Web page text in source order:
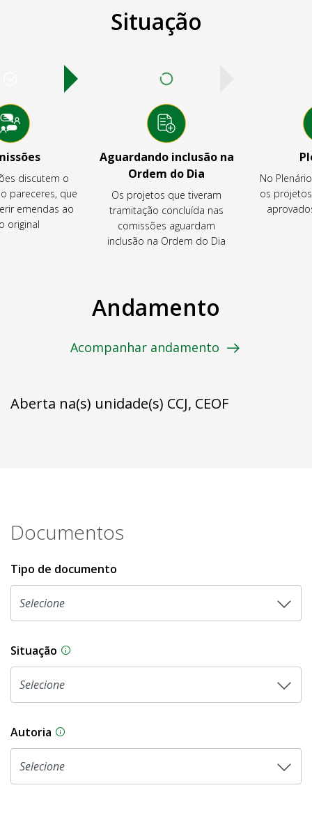
Situação
discutem o
pareceres, que
emendas ao
original
Aguardando inclusão na
Ordem do Dia
Os projetos que tiveram
tramitação concluída nas
comissões aguardam
inclusão na Ordem do Dia
No
os
Andamento
Acompanhar andamento
Aberta na(s) unidade(s) CCJ, CEOF
Documentos
Tipo de documento
Situação Na CLDF, as proposições legislativas
Autoria As proposições legislativas na CLDF podem